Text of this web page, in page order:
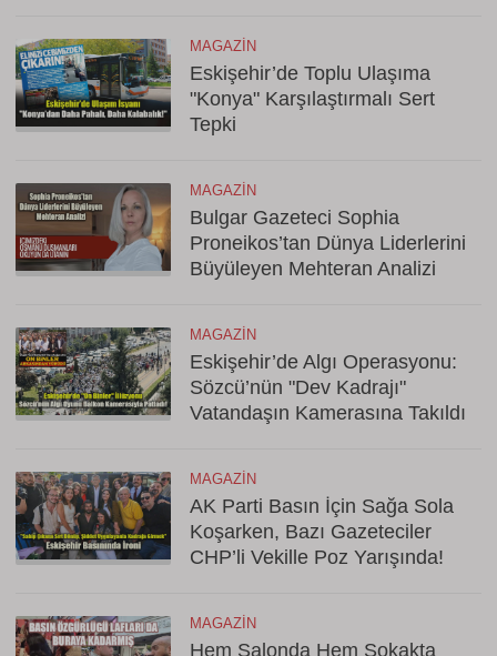
MAGAZIN
Eskişehir’de Toplu Ulaşıma
"Konya" Karşılaştırmalı Sert
Tepki
MAGAZIN
Bulgar Gazeteci Sophia
Proneikos’tan Dünya Liderlerini
Büyüleyen Mehteran Analizi
MAGAZIN
Eskişehir’de Algı Operasyonu:
Sözcü’nün "Dev Kadrajı"
Vatandaşın Kamerasına Takıldı
MAGAZIN
AK Parti Basın İçin Sağa Sola
Koşarken, Bazı Gazeteciler
CHP’li Vekille Poz Yarışında!
MAGAZIN
Hem Salonda Hem Sokakta